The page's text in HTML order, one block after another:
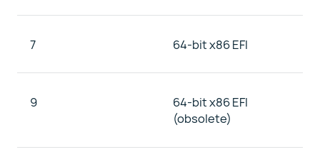
7 64-bit x86 EFI
9
64-bit x86 EFI
(obsolete)